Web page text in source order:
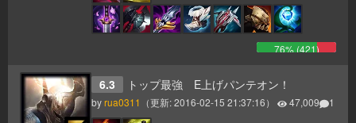
76% (421)
6.3 トップ最強 E上げパンテオン！
byrua0311 （更新:2016-02-15 21:37:16） 47,009 1